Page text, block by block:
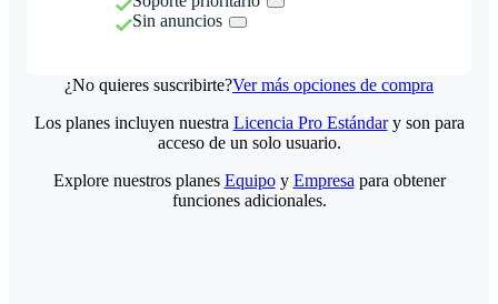
Sin anuncios
¿No quieres suscribirte?Ver más opciones de compra
Los planes incluyen nuestra Licencia Pro Estándary son para
acceso de un solo usuario.
Explore nuestros planes Equipoy Empresa para obtener
funciones adicionales.